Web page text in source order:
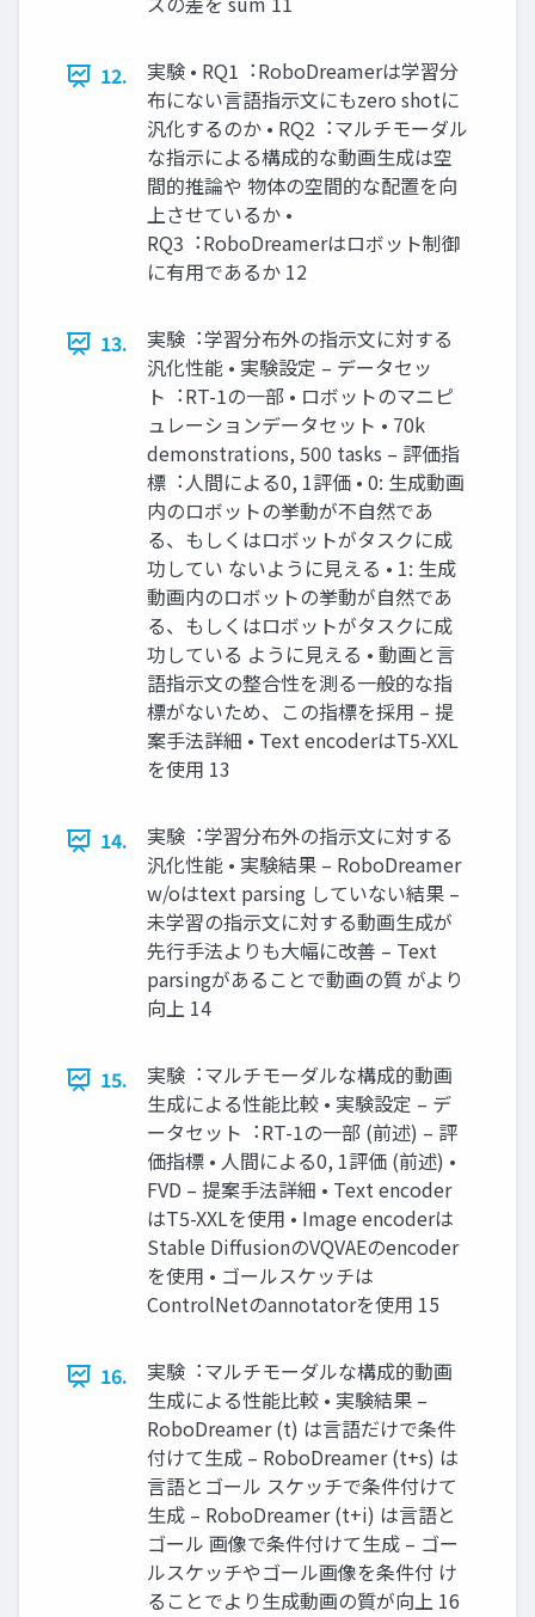
12.
実験 • RQ1︓RoboDreamerは学習分
布にない⾔語指⽰⽂にもzero shotに
汎化するのか • RQ2︓マルチモーダル
な指⽰による構成的な動画⽣成は空
間的推論や 物体の空間的な配置を向
上させているか •
RQ3︓RoboDreamerはロボット制御
に有⽤であるか 12
13.
実験︓学習分布外の指⽰⽂に対する
汎化性能 • 実験設定 – データセッ
ト︓RT-1の⼀部 • ロボットのマニピ
ュレーションデータセット • 70k
demonstrations, 500 tasks – 評価指
標︓⼈間による0, 1評価 • 0: ⽣成動画
内のロボットの挙動が不⾃然であ
る、もしくはロボットがタスクに成
功してい ないように⾒える • 1: ⽣成
動画内のロボットの挙動が⾃然であ
る、もしくはロボットがタスクに成
功している ように⾒える • 動画と⾔
語指⽰⽂の整合性を測る⼀般的な指
標がないため、この指標を採⽤ – 提
案⼿法詳細 • Text encoderはT5-XXL
を使⽤ 13
14.
実験︓学習分布外の指⽰⽂に対する
汎化性能 • 実験結果 – RoboDreamer
w/oはtext parsing していない結果 –
未学習の指⽰⽂に対する動画⽣成が
先⾏⼿法よりも⼤幅に改善 – Text
parsingがあることで動画の質 がより
向上 14
15.
実験︓マルチモーダルな構成的動画
⽣成による性能⽐較 • 実験設定 – デ
ータセット︓RT-1の⼀部 (前述) – 評
価指標 • ⼈間による0, 1評価 (前述) •
FVD – 提案⼿法詳細 • Text encoder
はT5-XXLを使⽤ • Image encoderは
Stable DiffusionのVQVAEのencoder
を使⽤ • ゴールスケッチは
ControlNetのannotatorを使⽤ 15
16.
実験︓マルチモーダルな構成的動画
⽣成による性能⽐較 • 実験結果 –
RoboDreamer (t) は⾔語だけで条件
付けて⽣成 – RoboDreamer (t+s) は
⾔語とゴール スケッチで条件付けて
⽣成 – RoboDreamer (t+i) は⾔語と
ゴール 画像で条件付けて⽣成 – ゴー
ルスケッチやゴール画像を条件付 け
ることでより⽣成動画の質が向上 16